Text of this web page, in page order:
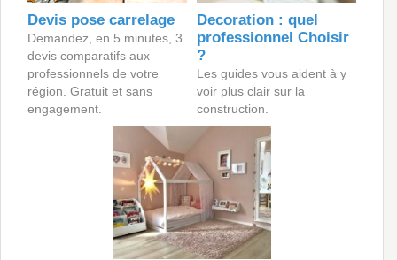
Devis pose carrelage
Demandez, en 5 minutes, 3
devis comparatifs aux
professionnels de votre
région. Gratuit et sans
engagement.
Decoration : quel
professionnel Choisir
?
Les guides vous aident à y
voir plus clair sur la
construction.